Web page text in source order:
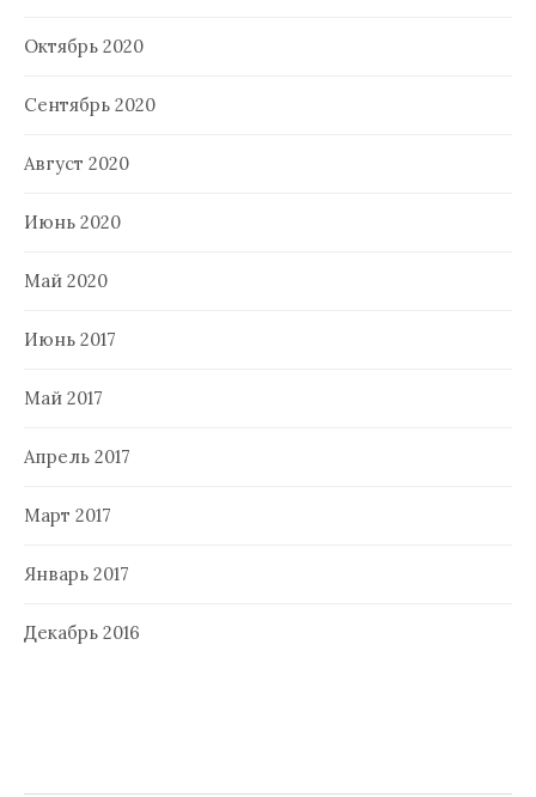
Октябрь 2020
Сентябрь 2020
Август 2020
Июнь 2020
Май 2020
Июнь 2017
Май 2017
Апрель 2017
Март 2017
Январь 2017
Декабрь 2016